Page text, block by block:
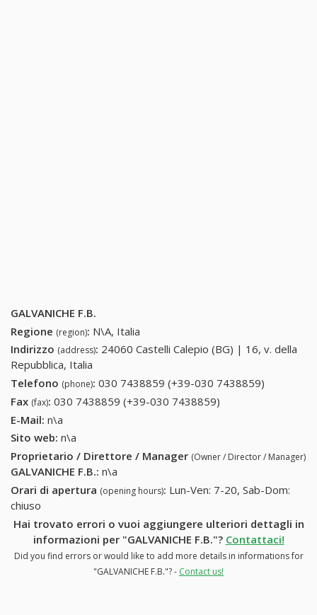
GALVANICHE F.B.
Regione (region): N\A, Italia
Indirizzo (address): 24060 Castelli Calepio (BG) | 16, v. della
Repubblica, Italia
Telefono (phone): 030 7438859 (+39-030 7438859)
Fax (fax): 030 7438859 (+39-030 7438859)
E-Mail: n\a
Sito web: n\a
Proprietario / Direttore / Manager (Owner / Director / Manager)
GALVANICHE F.B.: n\a
Orari di apertura (opening hours): Lun-Ven: 7-20, Sab-Dom:
chiuso
Hai trovato errori o vuoi aggiungere ulteriori dettagli in
informazioni per "GALVANICHE F.B."? Contattaci!
Did you find errors or would like to add more details in informations for
"GALVANICHE F.B."? - Contact us!